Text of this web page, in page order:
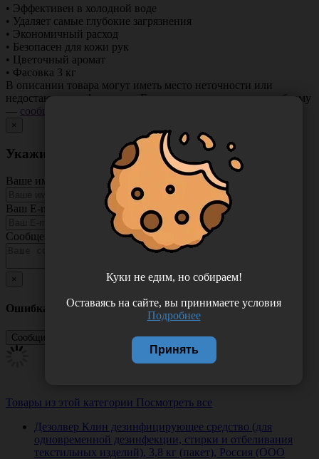
• Эффективен в холодной воде
• Удаляет самые глубокие загрязнения
• Экономичный расход
• Безопасен для кожи рук
• Цветочный аромат
• Фасовка 3 кг
В описании товара могут иметь место неточности или
недостающая информация. Если вы заметили такую проблему
— сообщите нам
×
Укажите неточность в описании товара
Ваше имя
Ваш E-mail
Сообщение
×
Ошибка
Товары из этой категории Посмотреть все
Дезолвер Клин дезинфицирующее средство (для
одновременной дезинфекции, стирки и отбеливания
текстильных изделий), 3,8 кг (пакет), Россия (ООО
Куки не едим, но собираем!
Оставаясь на сайте, вы принимаете условия
Подробнее
Принять